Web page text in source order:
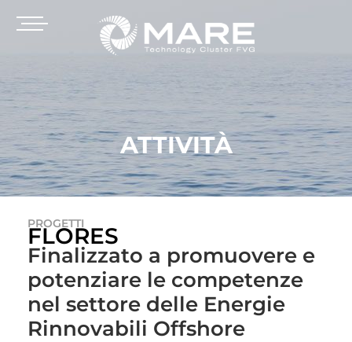
ATTIVITÀ
PROGETTI
FLORES
Finalizzato a promuovere e
potenziare le competenze
nel settore delle Energie
Rinnovabili Offshore